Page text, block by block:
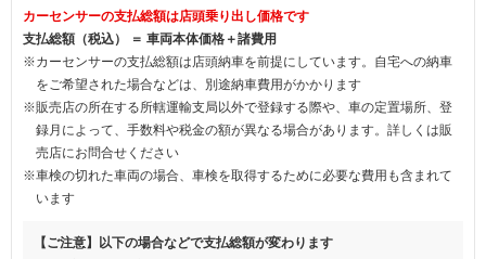
カーセンサーの支払総額は店頭乗り出し価格です
支払総額（税込） ＝ 車両本体価格＋諸費用
※カーセンサーの支払総額は店頭納車を前提にしています。自宅への納車
をご希望された場合などは、別途納車費用がかかります
※販売店の所在する所轄運輸支局以外で登録する際や、車の定置場所、登
録月によって、手数料や税金の額が異なる場合があります。詳しくは販
売店にお問合せください
※車検の切れた車両の場合、車検を取得するために必要な費用も含まれて
います
【ご注意】以下の場合などで支払総額が変わります